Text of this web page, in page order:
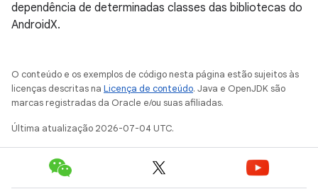
dependência de determinadas classes das bibliotecas do
AndroidX.
O conteúdo e os exemplos de código nesta página estão sujeitos às
licenças descritas na Licença de conteúdo. Java e OpenJDK são
marcas registradas da Oracle e/ou suas afiliadas.
Última atualização 2026-07-04 UTC.